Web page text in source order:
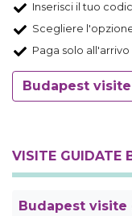
Inserisci il tuo
Scegliere
Paga solo all'arrivo
Budapest
VISITE GUIDATE
Budapest visite